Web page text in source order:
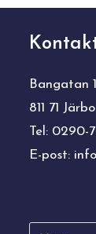
Bangatan 1
811 71 Järbo
Tel: 0290-
E-post: